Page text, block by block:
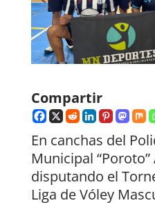
Compartir
En canchas del
Municipal
disputando el
Liga de Vóley